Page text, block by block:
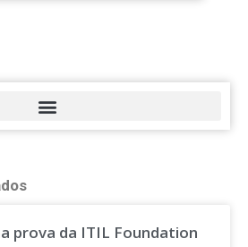
prova da ITIL Foundation